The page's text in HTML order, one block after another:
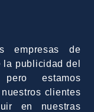
empresas de
la publicidad del
estamos
clientes
en nuestras